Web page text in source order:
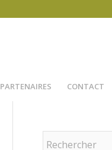
PARTENAIRES CONTACT